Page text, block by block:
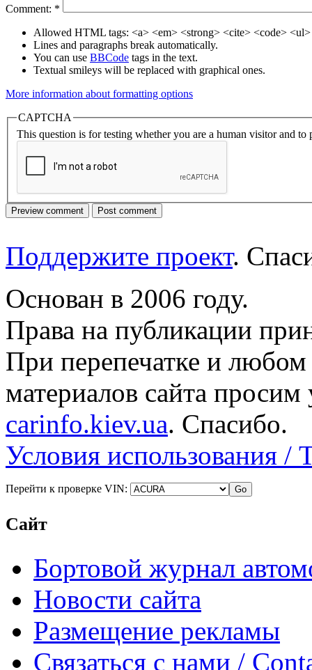
Comment: *
Allowed HTML tags: <a> <em> <strong> <cite> <code>
Lines and paragraphs break automatically.
You can use BBCode tags in the text.
Textual smileys will be replaced with graphical ones.
More information about formatting options
CAPTCHA
This question is for testing whether you are a human visitor and to
Поддержите проект.
Основан в 2006 году.
Права на публикации
При перепечатке и
материалов сайта просим
carinfo.kiev.ua. Спасибо.
Условия использования /
Перейти к проверке VIN:
Сайт
Бортовой журнал
Новости сайта
Размещение рекламы
Связаться с нами /